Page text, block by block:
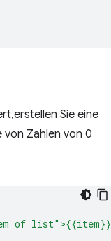
Sie eine
Zahlen von 0
of